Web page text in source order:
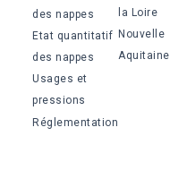
des nappes
Etat quantitatif
des nappes
Usages et
pressions
Réglementation
la Loire
Nouvelle
Aquitaine